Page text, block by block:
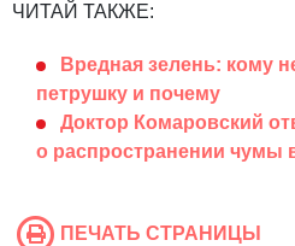
ЧИТАЙ ТАКЖЕ:
Вредная зелень: кому
петрушку и почему
Доктор Комаровский
о распространении чумы
ПЕЧАТЬ СТРАНИЦЫ